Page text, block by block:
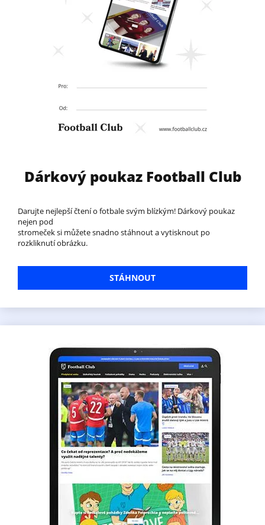
Dárkový poukaz Football Club
Darujte nejlepší čtení o fotbale svým blízkým! Dárkový poukaz
nejen pod
stromeček si můžete snadno stáhnout a vytisknout po
rozkliknutí obrázku.
STÁHNOUT